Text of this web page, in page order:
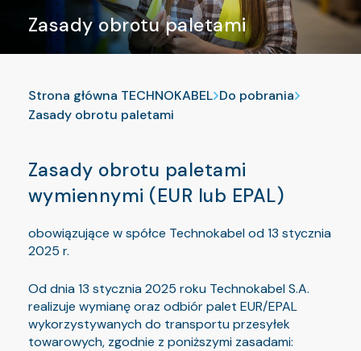
Zasady obrotu paletami
Strona główna TECHNOKABEL Do pobrania
Zasady obrotu paletami
Zasady obrotu paletami
wymiennymi (EUR lub EPAL)
obowiązujące w spółce Technokabel od 13 stycznia
2025 r.
Od dnia 13 stycznia 2025 roku Technokabel S.A.
realizuje wymianę oraz odbiór palet EUR/EPAL
wykorzystywanych do transportu przesyłek
towarowych, zgodnie z poniższymi zasadami: